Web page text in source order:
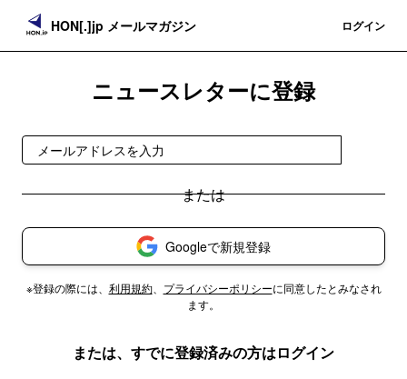
HON[.]jp メールマガジン ログイン
ニュースレターに登録
Googleで新規登録
※登録の際には、 利用規約、 プライバシーポリシーに同意したとみなされ
ます。
または、すでに登録済みの方はログイン